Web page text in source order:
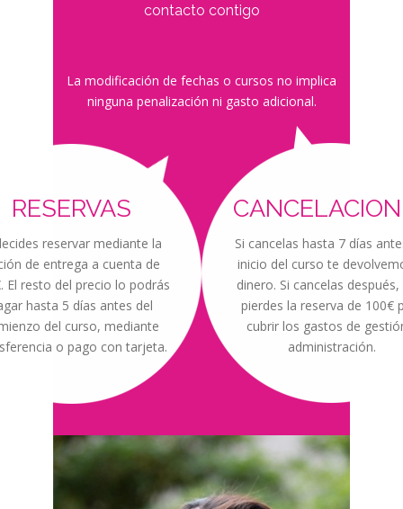
contacto contigo
La modificación de fechas o cursos no implica
ninguna penalización ni gasto adicional.
RESERVAS
reservar mediante la
de entrega a cuenta de
El resto del precio lo podrás
hasta 5 días antes del
del curso, mediante
o pago con tarjeta.
Si cancelas hasta 7 días
inicio del curso te
dinero. Si cancelas
pierdes la reserva de 100€
cubrir los gastos de
administración.